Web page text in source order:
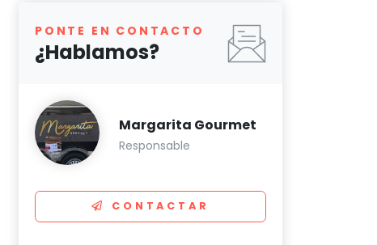
PONTE EN CONTACTO
¿Hablamos?
Margarita Gourmet
Responsable
CONTACTAR